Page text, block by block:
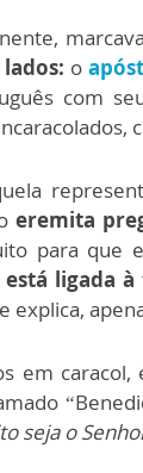
lados: o
com
eremita
para que
ligada
explica,
em caracol,
seja o